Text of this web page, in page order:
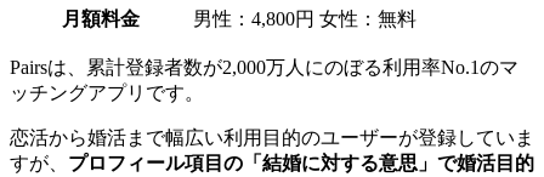
月額料金
男性：4,800円 女性：無料
Pairsは、累計登録者数が2,000万人にのぼる利用率No.1のマ
ッチングアプリです。
恋活から婚活まで幅広い利用目的のユーザーが登録していま
すが、 プロフィール項目の「結婚に対する意思」で婚活目的